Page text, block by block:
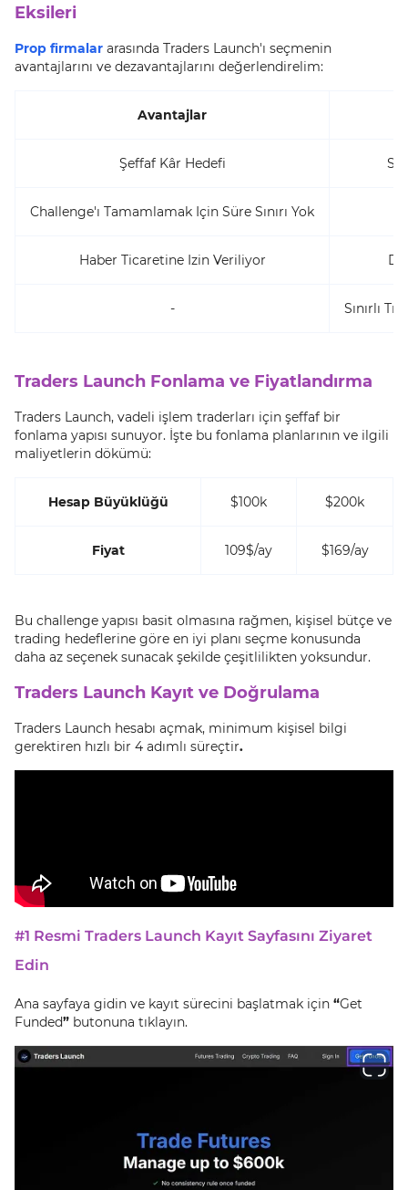
Eksileri
Prop firmalar arasında Traders Launch'ı seçmenin
avantajlarını ve dezavantajlarını değerlendirelim:
Avantajlar
Şeffaf Kâr Hedefi
Challenge'ı Tamamlamak Için Süre Sınırı Yok
Haber Ticaretine Izin Veriliyor
- Sınırlı
Traders Launch Fonlama ve Fiyatlandırma
Traders Launch, vadeli işlem traderları için şeffaf bir
fonlama yapısı sunuyor. İşte bu fonlama planlarının ve ilgili
maliyetlerin dökümü:
Hesap Büyüklüğü $100k $200k
Fiyat 109$/ay $169/ay
Bu challenge yapısı basit olmasına rağmen, kişisel bütçe ve
trading hedeflerine göre en iyi planı seçme konusunda
daha az seçenek sunacak şekilde çeşitlilikten yoksundur.
Traders Launch Kayıt ve Doğrulama
Traders Launch hesabı açmak, minimum kişisel bilgi
gerektiren hızlı bir 4 adımlı süreçtir.
#1 Resmi Traders Launch Kayıt Sayfasını Ziyaret
Edin
Ana sayfaya gidin ve kayıt sürecini başlatmak için “Get
Funded” butonuna tıklayın.